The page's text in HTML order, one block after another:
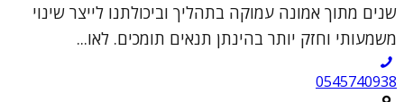
שנים מתוך אמונה עמוקה בתהליך וביכולתנו לייצר שינוי
משמעותי וחזק יותר בהינתן תנאים תומכים. לאו...
0545740938